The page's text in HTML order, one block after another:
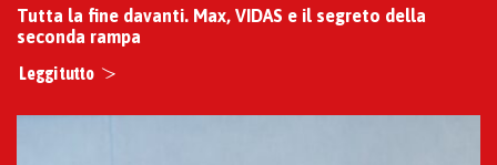
Tutta la fine davanti. Max, VIDAS e il segreto della
seconda rampa
Leggi tutto